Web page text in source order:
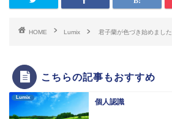
HOME Lumix 君子蘭が色づき始めました
こちらの記事もおすすめ
Lumix
個人認識